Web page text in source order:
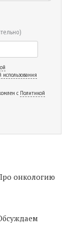
использования
с Политикой
онкологию